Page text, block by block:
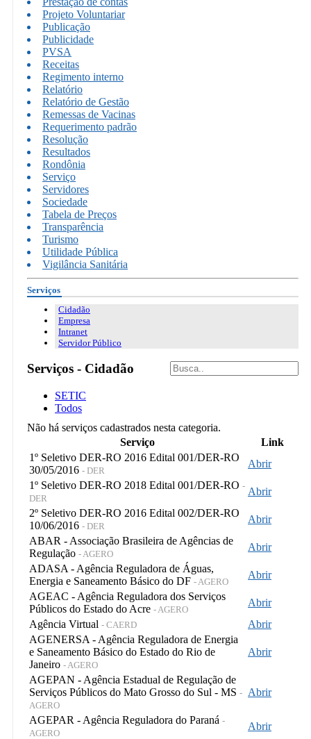
Projeto Voluntariar
Publicação
Publicidade
PVSA
Receitas
Regimento interno
Relatório
Relatório de Gestão
Remessas de Vacinas
Requerimento padrão
Resolução
Resultados
Rondônia
Serviço
Servidores
Sociedade
Tabela de Preços
Transparência
Turismo
Utilidade Pública
Vigilância Sanitária
Serviços
Cidadão
Empresa
Intranet
Servidor Público
Serviços - Cidadão
SETIC
Todos
Não há serviços cadastrados nesta categoria.
Serviço
Link
1º Seletivo DER-RO 2016 Edital 001/DER-RO
30/05/2016 - DER
Abrir
1º Seletivo DER-RO 2018 Edital 001/DER-RO -
DER
Abrir
2º Seletivo DER-RO 2016 Edital 002/DER-RO
10/06/2016 - DER
Abrir
ABAR - Associação Brasileira de Agências de
Regulação - AGERO
Abrir
ADASA - Agência Reguladora de Águas,
Energia e Saneamento Básico do DF - AGERO
Abrir
AGEAC - Agência Reguladora dos Serviços
Públicos do Estado do Acre - AGERO
Abrir
Agência Virtual - CAERD
Abrir
AGENERSA - Agência Reguladora de Energia
e Saneamento Básico do Estado do Rio de
Janeiro - AGERO
Abrir
AGEPAN - Agência Estadual de Regulação de
Serviços Públicos do Mato Grosso do Sul - MS -
AGERO
Abrir
AGEPAR - Agência Reguladora do Paraná -
AGERO
Abrir